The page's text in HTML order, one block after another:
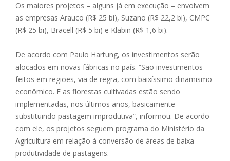
Os maiores projetos – alguns já em execução – envolvem
as empresas Arauco (R$ 25 bi), Suzano (R$ 22,2 bi), CMPC
(R$ 25 bi), Bracell (R$ 5 bi) e Klabin (R$ 1,6 bi).
De acordo com Paulo Hartung, os investimentos serão
alocados em novas fábricas no país. “São investimentos
feitos em regiões, via de regra, com baixíssimo dinamismo
econômico. E as florestas cultivadas estão sendo
implementadas, nos últimos anos, basicamente
substituindo pastagem improdutiva”, informou. De acordo
com ele, os projetos seguem programa do Ministério da
Agricultura em relação à conversão de áreas de baixa
produtividade de pastagens.